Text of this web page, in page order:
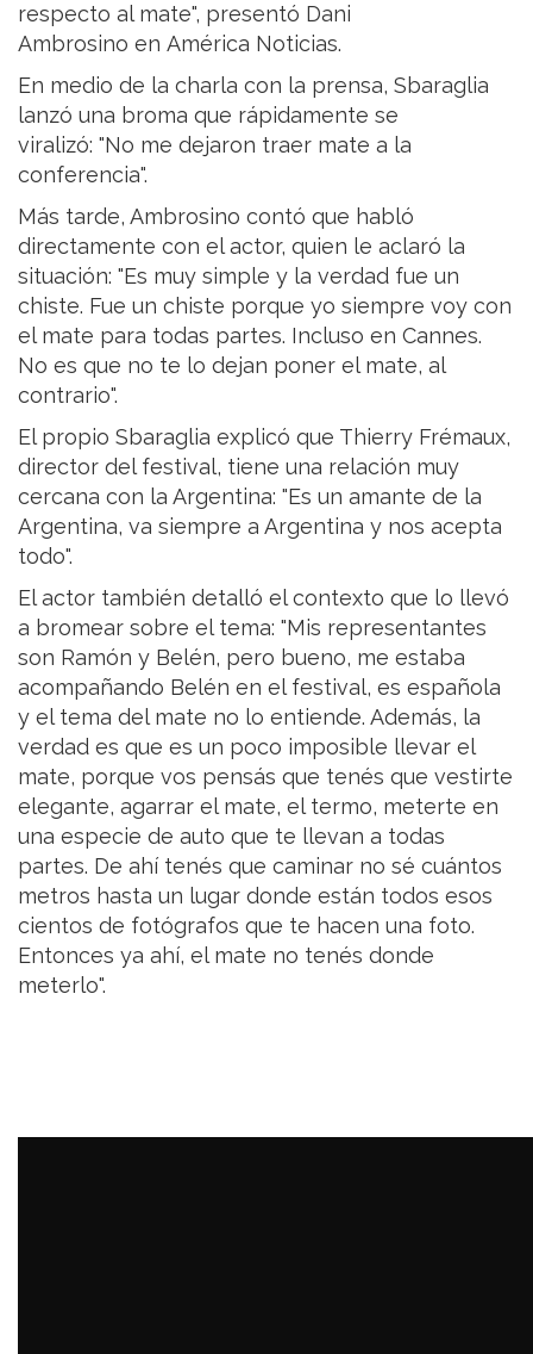
respecto al mate", presentó Dani
Ambrosino en América Noticias.
En medio de la charla con la prensa, Sbaraglia
lanzó una broma que rápidamente se
viralizó: "No me dejaron traer mate a la
conferencia".
Más tarde, Ambrosino contó que habló
directamente con el actor, quien le aclaró la
situación: "Es muy simple y la verdad fue un
chiste. Fue un chiste porque yo siempre voy con
el mate para todas partes. Incluso en Cannes.
No es que no te lo dejan poner el mate, al
contrario".
El propio Sbaraglia explicó que Thierry Frémaux,
director del festival, tiene una relación muy
cercana con la Argentina: "Es un amante de la
Argentina, va siempre a Argentina y nos acepta
todo".
El actor también detalló el contexto que lo llevó
a bromear sobre el tema: "Mis representantes
son Ramón y Belén, pero bueno, me estaba
acompañando Belén en el festival, es española
y el tema del mate no lo entiende. Además, la
verdad es que es un poco imposible llevar el
mate, porque vos pensás que tenés que vestirte
elegante, agarrar el mate, el termo, meterte en
una especie de auto que te llevan a todas
partes. De ahí tenés que caminar no sé cuántos
metros hasta un lugar donde están todos esos
cientos de fotógrafos que te hacen una foto.
Entonces ya ahí, el mate no tenés donde
meterlo".